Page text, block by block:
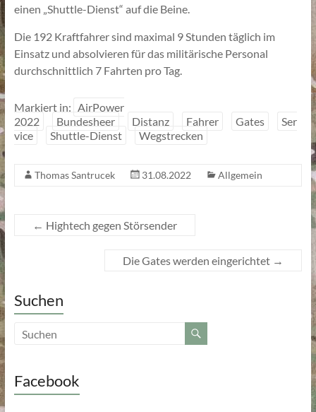
einen „Shuttle-Dienst“ auf die Beine.
Die 192 Kraftfahrer sind maximal 9 Stunden täglich im
Einsatz und absolvieren für das militärische Personal
durchschnittlich 7 Fahrten pro Tag.
Markiert in: AirPower
2022
Bundesheer Distanz Fahrer Gates
Ser
vice
Shuttle-Dienst Wegstrecken
Thomas Santrucek 31.08.2022 Allgemein
← Hightech gegen Störsender
Die Gates werden eingerichtet →
Suchen
Facebook